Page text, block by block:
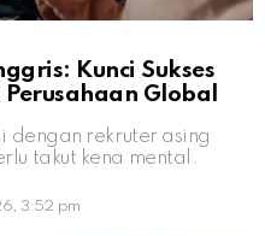
Kunci Sukses
Global
dengan rekruter asing
takut kena mental.
3:52 pm